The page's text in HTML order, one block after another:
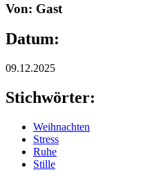
Von: Gast
Datum:
09.12.2025
Stichwörter:
Weihnachten
Stress
Ruhe
Stille